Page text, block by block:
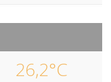
26,2°C